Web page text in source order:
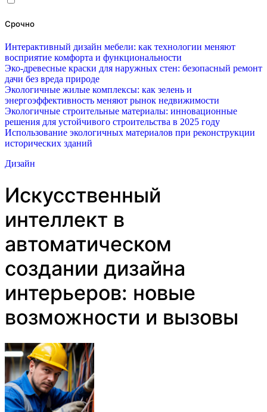
Срочно
Интерактивный дизайн мебели: как технологии меняют
восприятие комфорта и функциональности
Эко-древесные краски для наружных стен: безопасный ремонт
дачи без вреда природе
Экологичные жилые комплексы: как зелень и
энергоэффективность меняют рынок недвижимости
Экологичные строительные материалы: инновационные
решения для устойчивого строительства в 2025 году
Использование экологичных материалов при реконструкции
исторических зданий
Дизайн
Искусственный
интеллект в
автоматическом
создании дизайна
интерьеров: новые
возможности и вызовы